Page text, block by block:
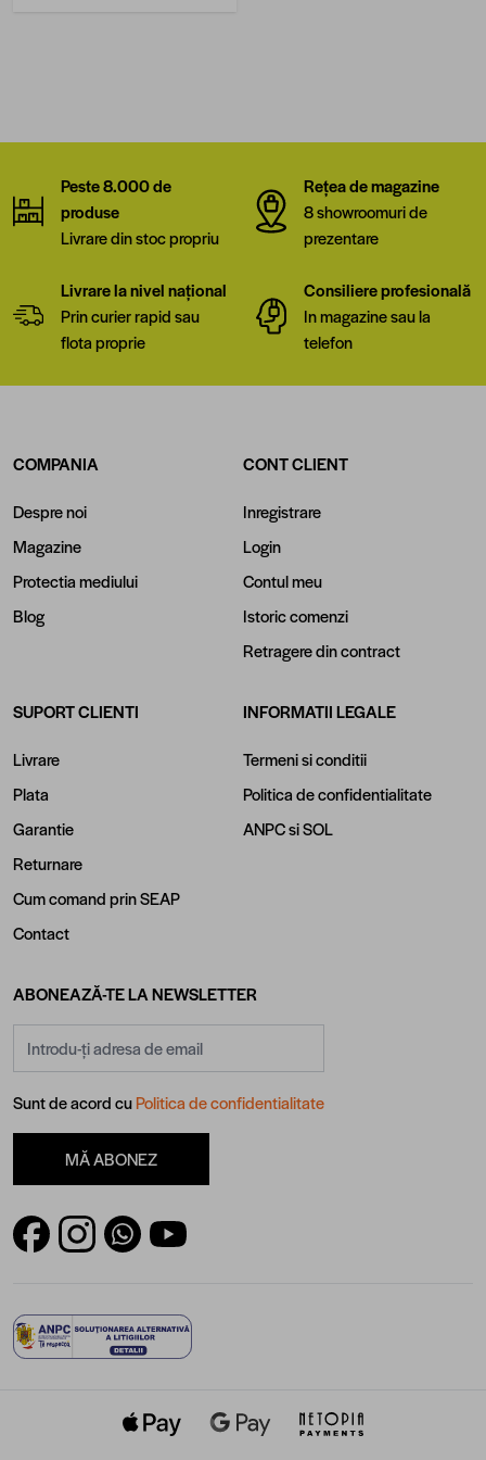
Peste 8.000 de
produse
Livrare din stoc propriu
Rețea de magazine
8 showroomuri de
prezentare
Livrare la nivel național
Prin curier rapid sau
flota proprie
Consiliere profesională
In magazine sau la
telefon
COMPANIA
Despre noi
Magazine
Protectia mediului
Blog
CONT CLIENT
Inregistrare
Login
Contul meu
Istoric comenzi
Retragere din contract
SUPORT CLIENTI
Livrare
Plata
Garantie
Returnare
Cum comand prin SEAP
Contact
INFORMATII LEGALE
Termeni si conditii
Politica de confidentialitate
ANPCsiSOL
ABONEAZĂ-TE LA NEWSLETTER
Sunt de acord cuPolitica de confidentialitate
MĂ ABONEZ